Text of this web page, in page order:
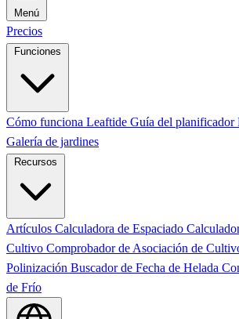
Menú
Precios
Funciones
Cómo funciona Leaftide Guía del planificador
Galería de jardines
Recursos
Artículos Calculadora de Espaciado
Cultivo Comprobador de Asociación de
Polinización Buscador de Fecha de Helada
de Frío